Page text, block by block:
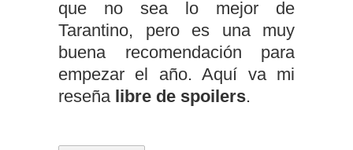
que no sea lo mejor de
Tarantino, pero es una muy
buena recomendación para
empezar el año. Aquí va mi
reseña libre de spoilers.